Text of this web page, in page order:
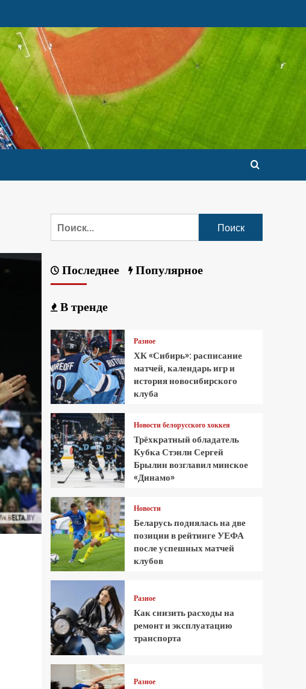
Последнее Популярное
В тренде
Разное
ХК «Сибирь»: расписание
матчей, календарь игр и
история новосибирского
клуба
Новости белорусского хоккея
Трёхкратный обладатель
Кубка Стэнли Сергей
Брылин возглавил минское
«Динамо»
Новости
Беларусь поднялась на две
позиции в рейтинге УЕФА
после успешных матчей
клубов
Разное
Как снизить расходы на
ремонт и эксплуатацию
транспорта
Разное